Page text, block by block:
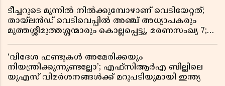
ടീച്ചറുടെ മുന്നിൽ നിൽക്കുമ്പോഴാണ് വെടിയേറ്റത്;
തായ്‌ലൻഡ് വെടിവെപ്പിൽ അഞ്ച് അധ്യാപകരും
മുത്തശ്ശീമുത്തശ്ശന്മാരും കൊല്ലപ്പെട്ടു, മരണസംഖ്യ 7;
‘വിദേശ ഫണ്ടുകൾ അമേരിക്കയും
നിയന്ത്രിക്കുന്നുണ്ടല്ലോ’; എഫ്സിആർഎ ബില്ലിലെ
യുഎസ് വിമർശനങ്ങൾക്ക് മറുപടിയുമായി ഇന്ത്യ